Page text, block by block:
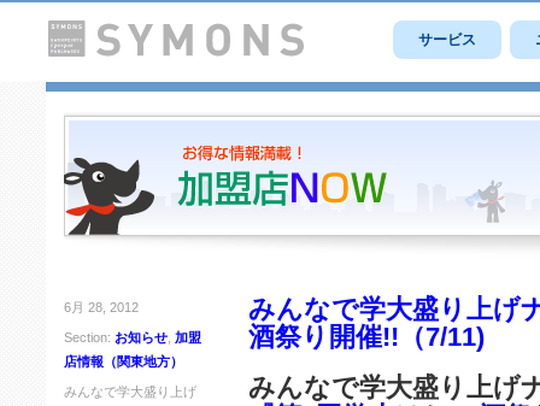
サービス
6月 28, 2012
Section: お知らせ, 加盟
店情報（関東地方）
みんなで学大盛り上げ
みんなで学大盛り上げ
酒祭り開催!!（7/11)
みんなで学大盛り上げ